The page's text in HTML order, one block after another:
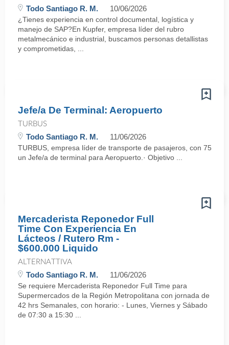
Todo Santiago R. M. 10/06/2026
¿Tienes experiencia en control documental, logística y
manejo de SAP?En Kupfer, empresa líder del rubro
metalmecánico e industrial, buscamos personas detallistas
y comprometidas, ...
Jefe/a De Terminal: Aeropuerto
TURBUS
Todo Santiago R. M. 11/06/2026
TURBUS, empresa líder de transporte de pasajeros, con 75
un Jefe/a de terminal para Aeropuerto.· Objetivo ...
Mercaderista Reponedor Full
Time Con Experiencia En
Lácteos / Rutero Rm -
$600.000 Liquido
ALTERNATTIVA
Todo Santiago R. M. 11/06/2026
Se requiere Mercaderista Reponedor Full Time para
Supermercados de la Región Metropolitana con jornada de
42 hrs Semanales, con horario: - Lunes, Viernes y Sábado
de 07:30 a 15:30 ...